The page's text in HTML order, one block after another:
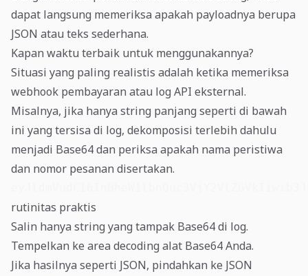
dapat langsung memeriksa apakah payloadnya berupa
JSON atau teks sederhana.
Kapan waktu terbaik untuk menggunakannya?
Situasi yang paling realistis adalah ketika memeriksa
webhook pembayaran atau log API eksternal.
Misalnya, jika hanya string panjang seperti di bawah
ini yang tersisa di log, dekomposisi terlebih dahulu
menjadi Base64 dan periksa apakah nama peristiwa
dan nomor pesanan disertakan.
rutinitas praktis
Salin hanya string yang tampak Base64 di log.
Tempelkan ke area decoding alat Base64 Anda.
Jika hasilnya seperti JSON, pindahkan ke JSON